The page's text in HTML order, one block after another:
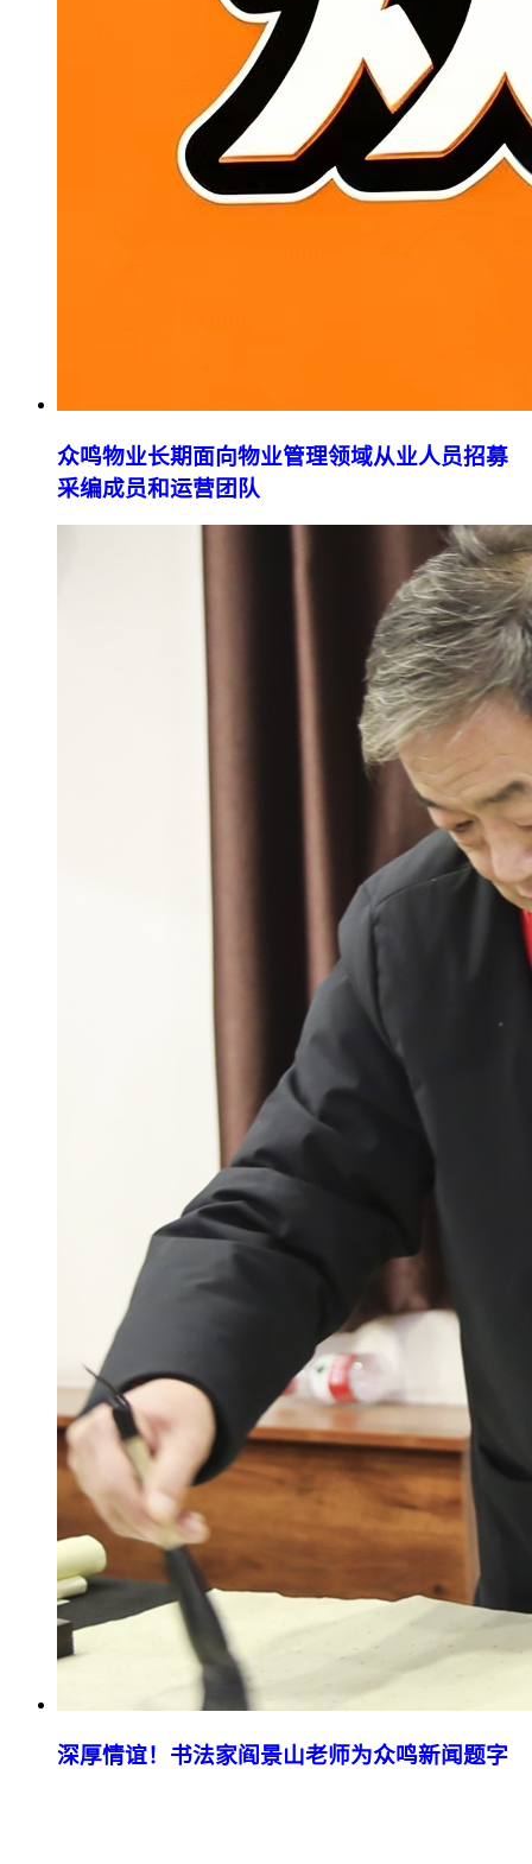
众鸣物业长期面向物业管理领域从业人员招募
采编成员和运营团队
深厚情谊！书法家阎景山老师为众鸣新闻题字